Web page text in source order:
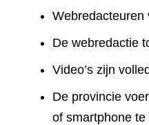
Webredacteuren
De webredactie
Video’s zijn
De provincie
of smartphone